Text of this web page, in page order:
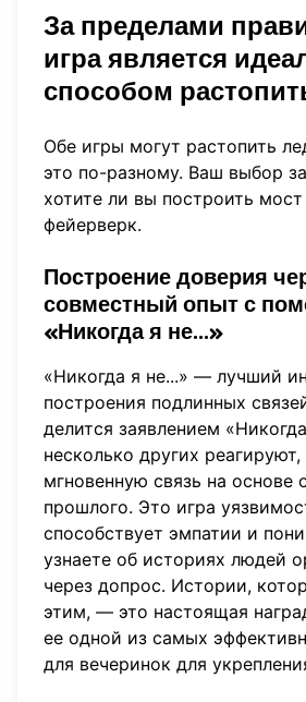
За пределами
игра является
способом
Обе игры могут растопить
это по-разному. Ваш выбор
хотите ли вы построить мост
фейерверк.
Построение доверия
совместный опыт с
«Никогда я не...»
«Никогда я не...» — лучший
построения подлинных
делится заявлением
несколько других реагируют,
мгновенную связь на основе
прошлого. Это игра
способствует эмпатии и
узнаете об историях людей
через допрос. Истории,
этим, — это настоящая
ее одной из самых
для вечеринок для